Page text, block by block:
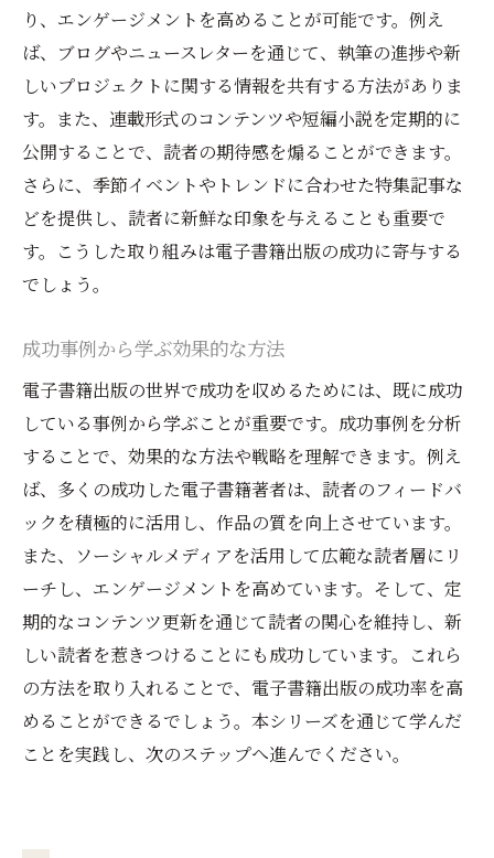
り、エンゲージメントを高めることが可能です。例え
ば、ブログやニュースレターを通じて、執筆の進捗や新
しいプロジェクトに関する情報を共有する方法がありま
す。また、連載形式のコンテンツや短編小説を定期的に
公開することで、読者の期待感を煽ることができます。
さらに、季節イベントやトレンドに合わせた特集記事な
どを提供し、読者に新鮮な印象を与えることも重要で
す。こうした取り組みは電子書籍出版の成功に寄与する
でしょう。
成功事例から学ぶ効果的な方法
電子書籍出版の世界で成功を収めるためには、既に成功
している事例から学ぶことが重要です。成功事例を分析
することで、効果的な方法や戦略を理解できます。例え
ば、多くの成功した電子書籍著者は、読者のフィードバ
ックを積極的に活用し、作品の質を向上させています。
また、ソーシャルメディアを活用して広範な読者層にリ
ーチし、エンゲージメントを高めています。そして、定
期的なコンテンツ更新を通じて読者の関心を維持し、新
しい読者を惹きつけることにも成功しています。これら
の方法を取り入れることで、電子書籍出版の成功率を高
めることができるでしょう。本シリーズを通じて学んだ
ことを実践し、次のステップへ進んでください。